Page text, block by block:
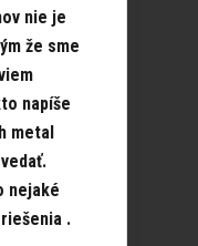
nie je
že sme
napíše
metal
nejaké
.